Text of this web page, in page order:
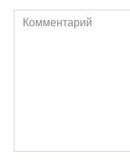
Комментарий